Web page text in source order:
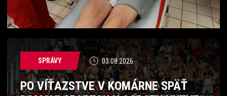
SPRÁVY 03.08.2026
PO VÍŤAZSTVE V KOMÁRNE SPÄŤ